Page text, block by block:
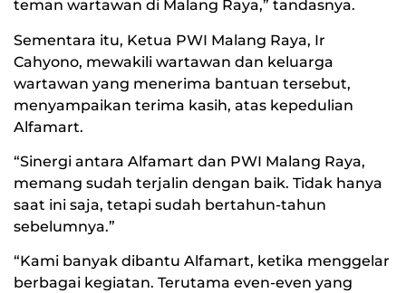
teman wartawan di Malang Raya,” tandasnya.
Sementara itu, Ketua PWI Malang Raya, Ir
Cahyono, mewakili wartawan dan keluarga
wartawan yang menerima bantuan tersebut,
menyampaikan terima kasih, atas kepedulian
Alfamart.
“Sinergi antara Alfamart dan PWI Malang Raya,
memang sudah terjalin dengan baik. Tidak hanya
saat ini saja, tetapi sudah bertahun-tahun
sebelumnya.”
“Kami banyak dibantu Alfamart, ketika menggelar
berbagai kegiatan. Terutama even-even yang